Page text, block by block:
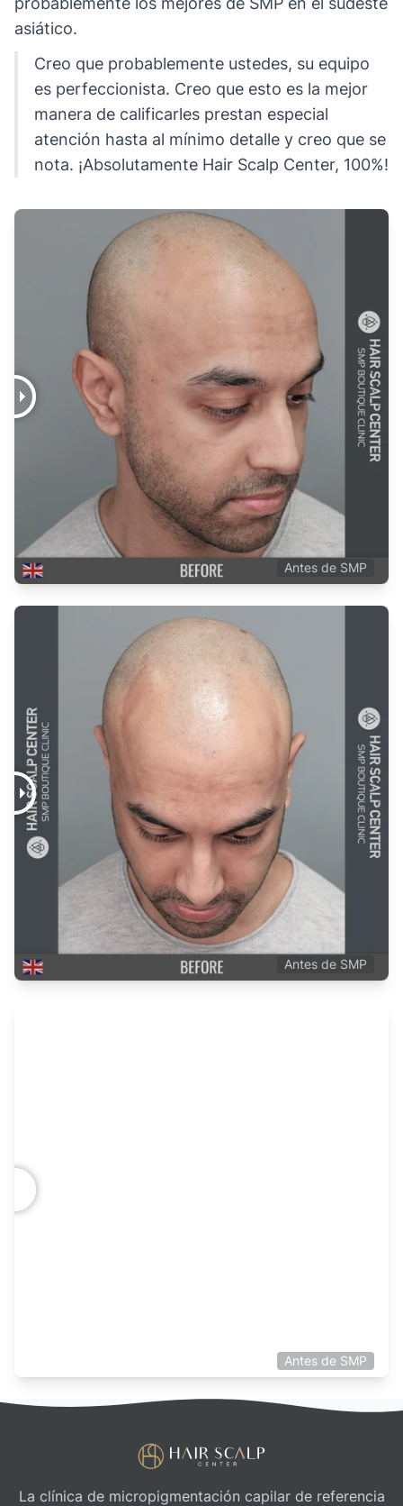
asiático.
Creo que probablemente ustedes, su equipo
es perfeccionista. Creo que esto es la mejor
manera de calificarles prestan especial
atención hasta al mínimo detalle y creo que se
nota. ¡Absolutamente Hair Scalp Center, 100%!
Antes de SMP
Inmediatamente después de la 3cera sesión
Antes de SMP
Inmediatamente después de la 3cera sesión
Antes de SMP
Inmediatamente después de la 3cera sesión
Footer
Hair Scalp Center
La clínica de micropigmentación capilar de referencia